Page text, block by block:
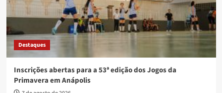
Destaques
Inscrições abertas para a 53ª edição dos Jogos da
Primavera em Anápolis